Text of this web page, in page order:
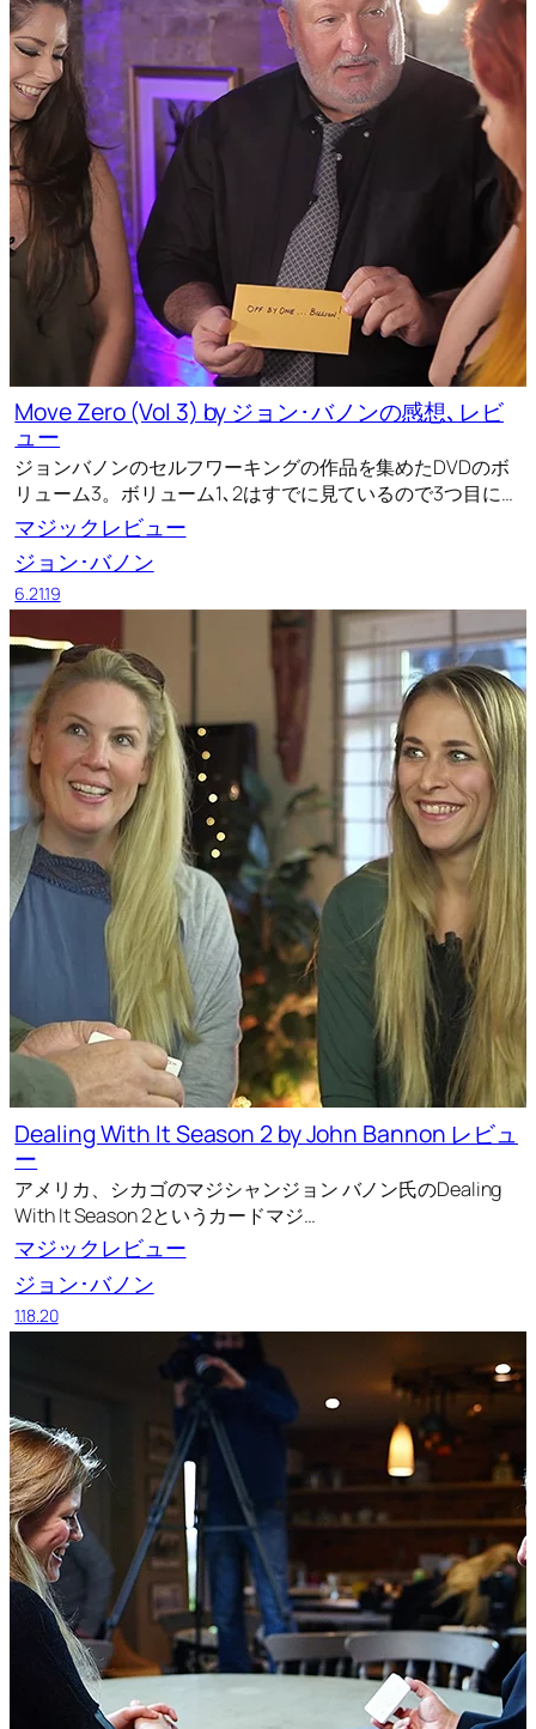
Move Zero (Vol 3) by ジョン･バノンの感想､レビ
ュー
ジョンバノンのセルフワーキングの作品を集めたDVDのボ
リューム3。ボリューム1､2はすでに見ているので3つ目に…
マジックレビュー
ジョン･バノン
6.21.19
Dealing With It Season 2 by John Bannon レビュ
ー
アメリカ、シカゴのマジシャンジョン バノン氏のDealing
With It Season 2というカードマジ…
マジックレビュー
ジョン･バノン
1.18.20